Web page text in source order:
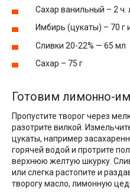
Сахар ванильный – 2 ч.
Имбирь (цукаты) – 70 г
Сливки 20-22% — 65 мл
Сахар – 75 г
Готовим лимонно-
Пропустите творог через
разотрите вилкой.
цукаты, например
горячей водой и протрите
верхнюю желтую шкурку.
или слегка растопите и
творогу масло, лимонную